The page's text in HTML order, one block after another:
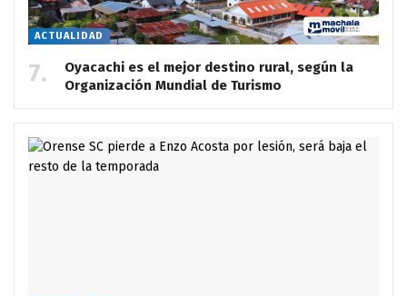
ACTUALIDAD
Oyacachi es el mejor destino rural, según la
Organización Mundial de Turismo